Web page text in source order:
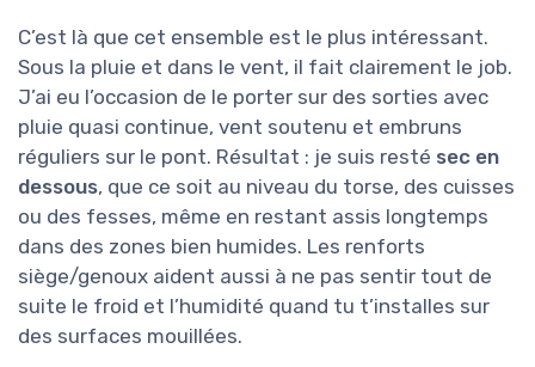
C’est là que cet ensemble est le plus intéressant.
Sous la pluie et dans le vent, il fait clairement le job.
J’ai eu l’occasion de le porter sur des sorties avec
pluie quasi continue, vent soutenu et embruns
réguliers sur le pont. Résultat : je suis resté sec en
dessous, que ce soit au niveau du torse, des cuisses
ou des fesses, même en restant assis longtemps
dans des zones bien humides. Les renforts
siège/genoux aident aussi à ne pas sentir tout de
suite le froid et l’humidité quand tu t’installes sur
des surfaces mouillées.